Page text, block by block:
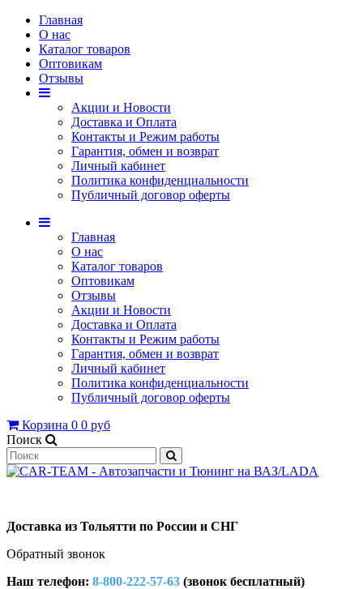
Главная
О нас
Каталог товаров
Оптовикам
Отзывы
Акции и Новости
Доставка и Оплата
Контакты и Режим работы
Гарантия, обмен и возврат
Личный кабинет
Политика конфиденциальности
Публичный договор оферты
Главная
О нас
Каталог товаров
Оптовикам
Отзывы
Акции и Новости
Доставка и Оплата
Контакты и Режим работы
Гарантия, обмен и возврат
Личный кабинет
Политика конфиденциальности
Публичный договор оферты
Корзина 0 0 руб
Поиск
Доставка из Тольятти по России и СНГ
Обратный звонок
Наш телефон: 8-800-222-57-63 (звонок бесплатный)